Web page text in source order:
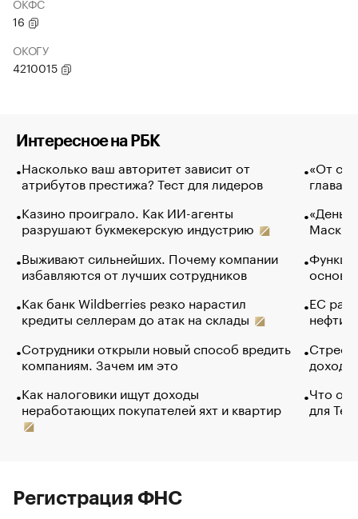
16
ОКОГУ
4210015
Интересное на РБК
Насколько ваш авторитет зависит от
атрибутов престижа? Тест для лидеров
Казино проиграло. Как ИИ-агенты
разрушают букмекерскую индустрию
Выживают сильнейших. Почему компании
избавляются от лучших сотрудников
Как банк Wildberries резко нарастил
кредиты селлерам до атак на склады
Сотрудники открыли новый способ вредить
компаниям. Зачем им это
Как налоговики ищут доходы
неработающих покупателей яхт и квартир
«От
глава
Маск в
основ
ЕС
нефти
Что
для
Регистрация ФНС